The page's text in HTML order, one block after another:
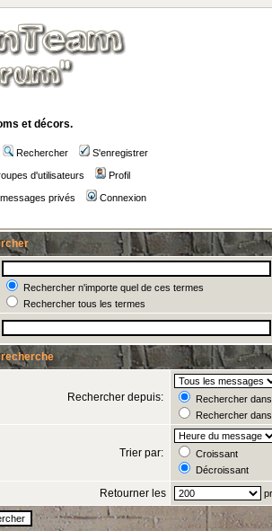
et décors.
Rechercher S'enregistrer
d'utilisateurs Profil
privés
Connexion
Rechercher n'importe quel de ces termes
Rechercher tous les termes
Rechercher depuis:
Rechercher
Rechercher
Trier par:
Croissant
Décroissant
Retourner les